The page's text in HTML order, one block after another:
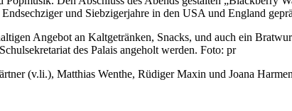
und Siebzigerjahre in den USA und England
Angebot an Kaltgetränken, Snacks, und auch ein
des Palais angeholt werden. Foto: pr
(v.li.), Matthias Wenthe, Rüdiger Maxin und Joana